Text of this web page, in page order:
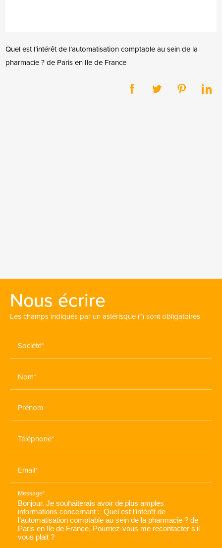
Quel est l’intérêt de l’automatisation comptable au sein de la
pharmacie ? de Paris en Ile de France
Nous écrire
Les champs indiqués par un astérisque (*) sont obligatoires
Société*
Nom*
Prénom
Téléphone*
Email*
Message*